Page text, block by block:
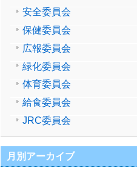
安全委員会
保健委員会
広報委員会
緑化委員会
体育委員会
給食委員会
JRC委員会
月別アーカイブ